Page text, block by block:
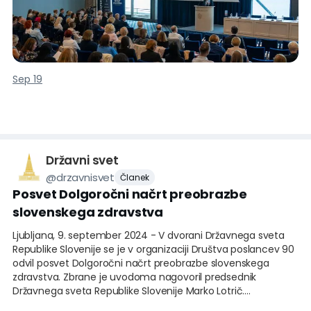
dejal.
Navedel je številne aktivnosti, ki se odvijajo na ravni delovnih
skupin, ki pripravljajo spremembe na področju pokojninskega
in invalidskega zavarovanja, kot tudi v okviru Ekonomsko-
socialnega sveta, in dodal, da poseg v tako
Sep 19
Državni svet
@drzavnisvet Članek
Posvet Dolgoročni načrt preobrazbe
slovenskega zdravstva
Ljubljana, 9. september 2024 - V dvorani Državnega sveta
Republike Slovenije se je v organizaciji Društva poslancev 90
odvil posvet Dolgoročni načrt preobrazbe slovenskega
zdravstva. Zbrane je uvodoma nagovoril predsednik
Državnega sveta Republike Slovenije Marko Lotrič.